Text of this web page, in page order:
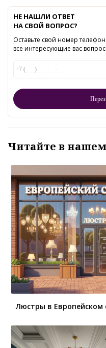
НЕ НАШЛИ ОТВЕТ
НА СВОЙ ВОПРОС?
Оставьте свой номер
все интересующие вас
Читайте в нашем
Люстры в Европейском